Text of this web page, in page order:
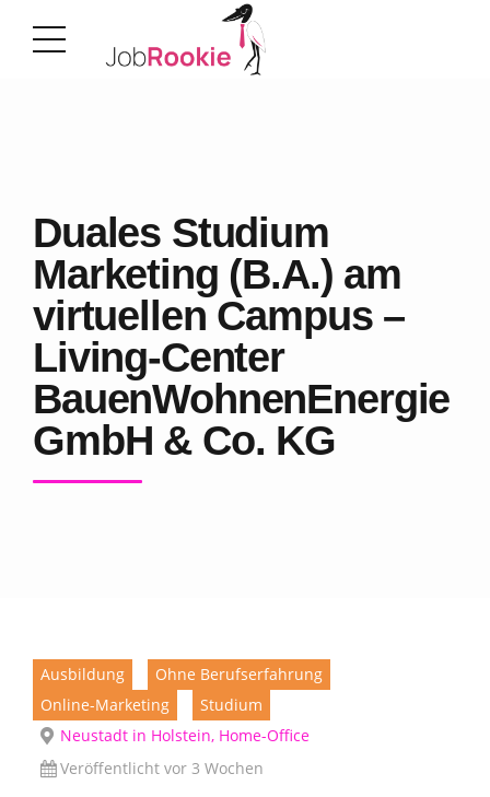
Duales Studium
Marketing (B.A.) am
virtuellen Campus –
Living-Center
BauenWohnenEnergie
GmbH & Co. KG
Ausbildung
Ohne Berufserfahrung
Online-Marketing
Studium
Neustadt in Holstein, Home-Office
Veröffentlicht vor 3 Wochen